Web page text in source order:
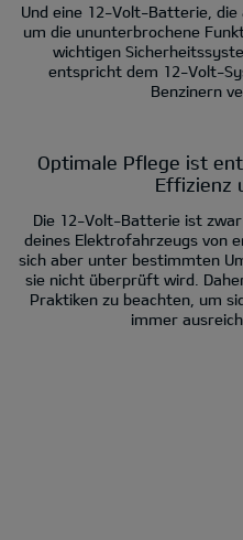
Und eine 12-Volt-Batterie,
um die ununterbrochene
wichtigen
entspricht dem 12-Volt-
Benzinern
Optimale Pflege ist
Effizienz
Die 12-Volt-Batterie ist
deines Elektrofahrzeugs von
sich aber unter bestimmten
sie nicht überprüft wird.
Praktiken zu beachten, um
immer